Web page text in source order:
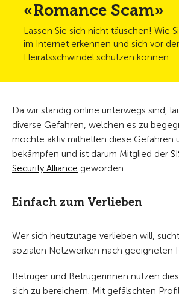
«Romance Scam»
Lassen Sie sich nicht täuschen! Wie
im Internet erkennen und sich vor
Heiratsschwindel schützen können.
Da wir ständig online unterwegs sind,
diverse Gefahren, welchen es zu
möchte aktiv mithelfen diese Gefahren
bekämpfen und ist darum Mitglied der
Security Alliance geworden.
Einfach zum Verlieben
Wer sich heutzutage verlieben will,
sozialen Netzwerken nach geeigneten
Betrüger und Betrügerinnen nutzen
sich zu bereichern. Mit gefälschten